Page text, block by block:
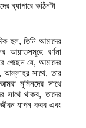
ব্যাপারে কঠিনটা
হল, তিনি আমাদের
আয়াতসমূহে বর্ণনা
গেছেন যে, আমাদের
আল্লাহর সাথে, তার
মুমিনদের সাথে
সাথে থাকব, তাদের
যাপন করব এবং